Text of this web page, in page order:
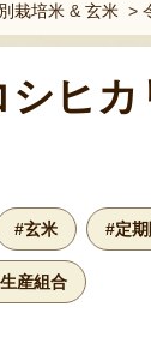
栽培米 & 玄米 >
ヒカ
#玄米 #定期
産組合